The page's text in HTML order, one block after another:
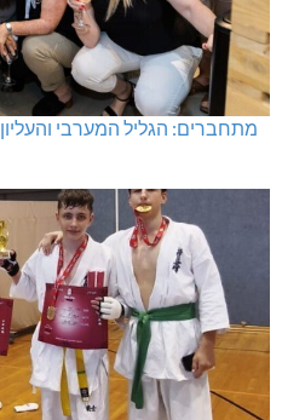
מתחברים: הגליל המערבי והעליון